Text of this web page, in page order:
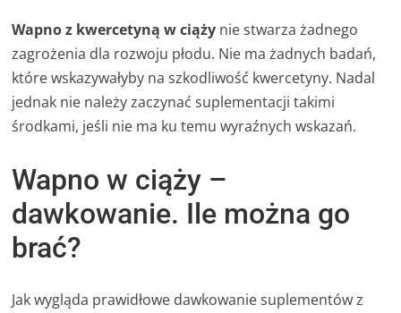
Wapno z kwercetyną w ciąży nie stwarza żadnego
zagrożenia dla rozwoju płodu. Nie ma żadnych badań,
które wskazywałyby na szkodliwość kwercetyny. Nadal
jednak nie należy zaczynać suplementacji takimi
środkami, jeśli nie ma ku temu wyraźnych wskazań.
Wapno w ciąży –
dawkowanie. Ile można go
brać?
Jak wygląda prawidłowe dawkowanie suplementów z